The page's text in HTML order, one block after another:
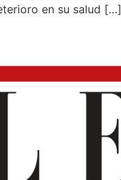
en su salud […]